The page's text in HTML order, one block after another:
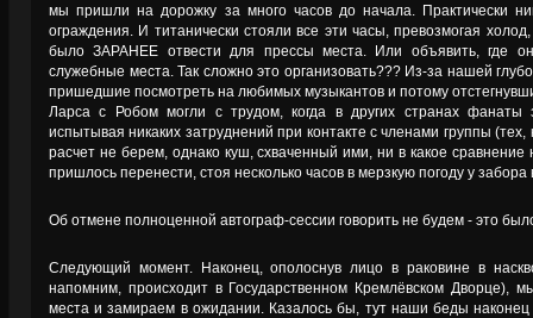
мы пришли на дорожку за много часов до начала. Практически
ограждения. И титанически стояли все эти часы, превозмогая
было ЗАРАНЕЕ отвести для прессы места. Или объявить, где
служебные места. Так сложно это организовать??? Из-за нашей
пришедшие посмотреть на любимых музыкантов и потому
Ларса с Робом могли с трудом, когда в других странах
испытывая никаких затруднений при контакте с членами группы (тех,
расчет не берем, однако куш, схваченный ими, ни в какое
пришлось перенести, стоя несколько часов в мерзкую погоду у забора
Об отмене полноценной автограф-сессии говорить не будем - это
Следующий момент. Наконец, ополоснув лицо в раковине в
напомним, происходит в Государственном Кремлёвском Дворце),
места и замираем в ожидании. Казалось бы, тут наши беды